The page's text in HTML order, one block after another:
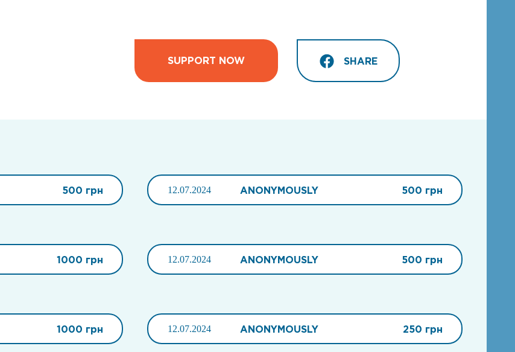
SUPPORT NOW SHARE
500 грн 12.07.2024 ANONYMOUSLY 500 грн
1000 грн 12.07.2024 ANONYMOUSLY 500 грн
1000 грн 12.07.2024 ANONYMOUSLY 250 грн